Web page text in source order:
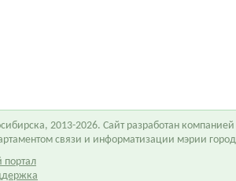
2013-2026. Сайт разработан компанией
связи и информатизации мэрии